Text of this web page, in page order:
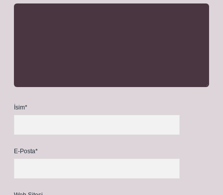
İsim*
E-Posta*